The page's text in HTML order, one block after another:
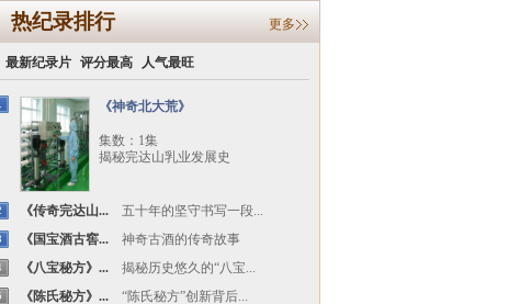
热纪录排行 更多
最新纪录片 评分最高 人气最旺
《神奇北大荒》
集数：1集
揭秘完达山乳业发展史
《传奇完达山... 五十年的坚守书写一段...
《国宝酒古窖... 神奇古酒的传奇故事
《八宝秘方》... 揭秘历史悠久的“八宝...
《陈氏秘方》... “陈氏秘方”创新背后...